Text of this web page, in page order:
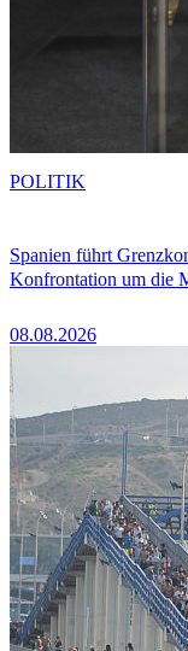
Spanien führt
Konfrontation um die
08.08.2026
POLITIK